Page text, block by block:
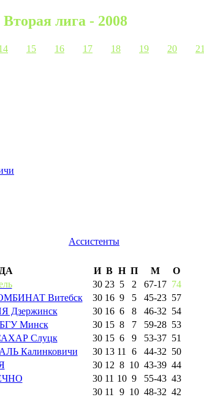
Вторая лига - 2008
15 16 17 18 19 20 21
Ассистенты
И В Н П М
О
30 23 5 2 67-17 74
Витебск 30 16 9 5 45-23 57
Дзержинск 30 16 6 8 46-32 54
Минск 30 15 8 7 59-28 53
Слуцк 30 15 6 9 53-37 51
Калинковичи 30 13 11 6 44-32 50
30 12 8 10 43-39 44
30 11 10 9 55-43 43
30 11 9 10 48-32 42